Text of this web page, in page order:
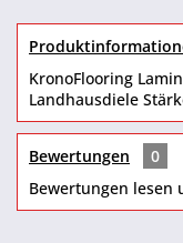
KronoFlooring
Landhausdiele
Bewertungen
0
Bewertungen lesen